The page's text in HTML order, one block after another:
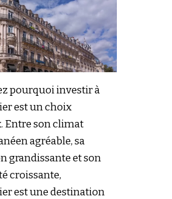
pourquoi investir à
est un choix
Entre son climat
agréable, sa
grandissante et son
croissante,
est une destination